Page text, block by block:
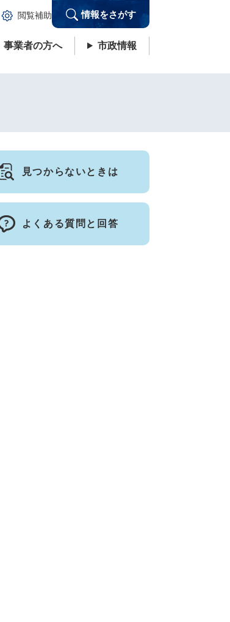
閲覧補助 情報をさがす
事業者の方へ 市政情報
見つからないときは
よくある質問と回答